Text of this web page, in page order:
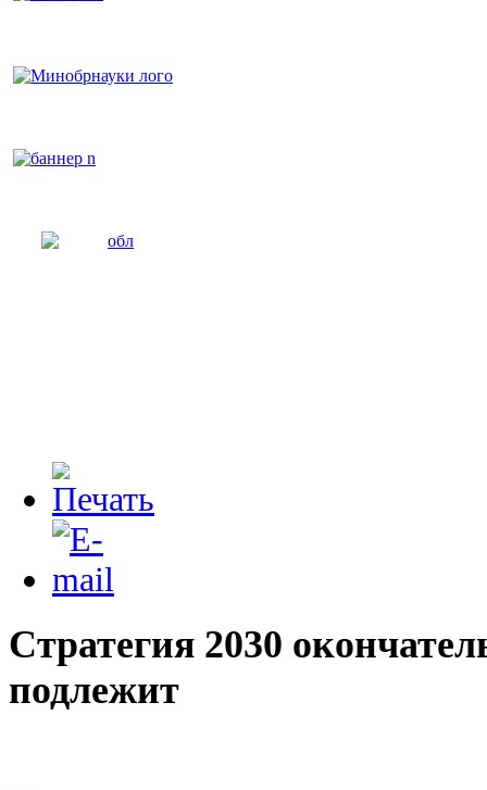
Стратегия 2030
подлежит